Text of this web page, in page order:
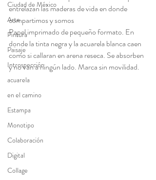
Ciudad de México
Arte
Pintura
Paisaje
Introspección
acuarela
en el camino
Estampa
Monotipo
Colaboración
Digital
Collage
entrelazan las maderas de vida en donde
compartimos y somos
Papel imprimado de pequeño formato. En
donde la tinta negra y la acuarela blanca caen
como si callaran en arena reseca. Se absorben
y no van a ningún lado. Marca sin movilidad.